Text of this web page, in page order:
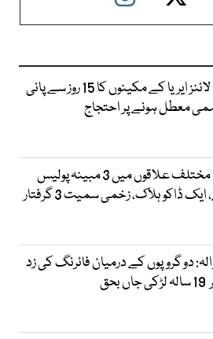
کراچی: لائنز ایریا کے مکینوں کا 15 روز سے پانی
معطل ہونے پر احتجاج
کراچی: مختلف علاقوں میں 3 مبینہ پولیس
ڈاکو ہلاک، زخمی سمیت 3 گرفتار
دو گروپوں کے درمیان فائرنگ کی زد